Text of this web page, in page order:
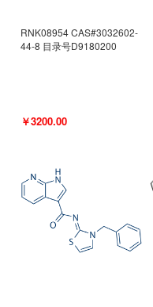
RNK08954 CAS#3032602-
44-8 目录号D9180200
￥3200.00